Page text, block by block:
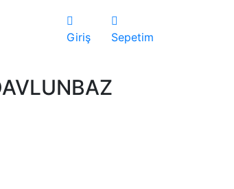
Giriş Sepetim